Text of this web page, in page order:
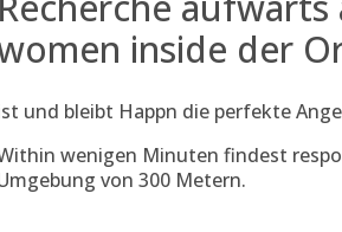
inside der
und bleibt Happn die perfekte
wenigen Minuten findest
von 300 Metern.